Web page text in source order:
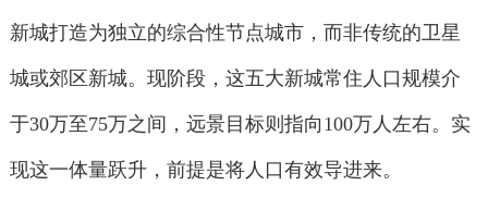
新城打造为独立的综合性节点城市，而非传统的卫星
城或郊区新城。现阶段，这五大新城常住人口规模介
于30万至75万之间，远景目标则指向100万人左右。实
现这一体量跃升，前提是将人口有效导进来。